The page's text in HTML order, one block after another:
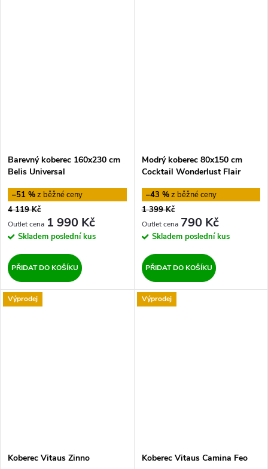
Barevný koberec 160x230 cm
Belis Universal
–51 %
4 119 Kč
1 990 Kč
Skladem poslední kus
PŘIDAT DO KOŠÍKU
Modrý koberec 80x150 cm
Cocktail Wonderlust Flair
–43 %
1 399 Kč
790 Kč
Skladem poslední kus
PŘIDAT DO KOŠÍKU
Výprodej
Koberec Vitaus Zinno
Výprodej
Koberec Vitaus Camina Feo